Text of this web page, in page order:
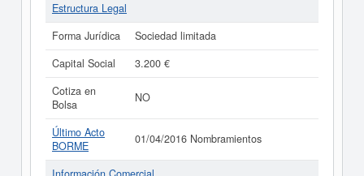
Estructura Legal
Forma Jurídica
Sociedad limitada
Capital Social
3.200 €
Cotiza en
Bolsa
NO
Último Acto
BORME
01/04/2016 Nombramientos